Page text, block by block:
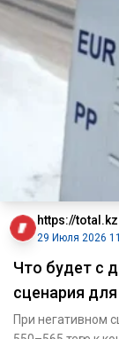
https://total.kz
29 Июля 2026
Что будет с
сценария для
При негативном